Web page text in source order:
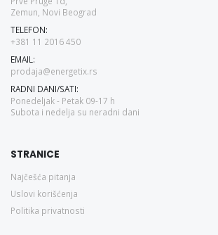
Zemun, Novi Beograd
TELEFON:
+381 11 2016 450
EMAIL:
prodaja@energetix.rs
RADNI DANI/SATI:
Ponedeljak - Petak 09-17 h
Subota i nedelja su neradni dani
STRANICE
Najčešća pitanja
Uslovi korišćenja
Politika privatnosti